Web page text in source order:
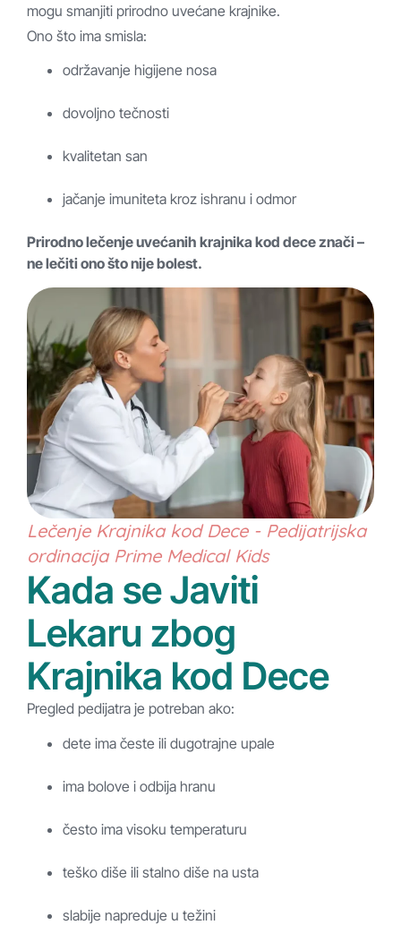
mogu smanjiti prirodno uvećane krajnike.
Ono što ima smisla:
održavanje higijene nosa
dovoljno tečnosti
kvalitetan san
jačanje imuniteta kroz ishranu i odmor
Prirodno lečenje uvećanih krajnika kod dece znači –
ne lečiti ono što nije bolest.
Lečenje Krajnika kod Dece - Pedijatrijska
ordinacija Prime Medical Kids
Kada se Javiti
Lekaru zbog
Krajnika kod Dece
Pregled pedijatra je potreban ako:
dete ima česte ili dugotrajne upale
ima bolove i odbija hranu
često ima visoku temperaturu
teško diše ili stalno diše na usta
slabije napreduje u težini